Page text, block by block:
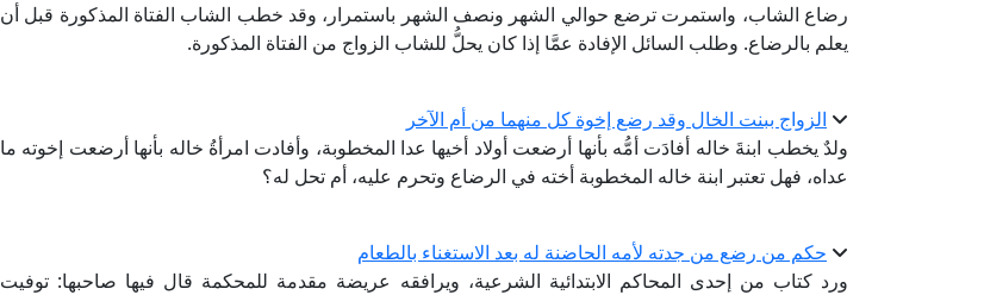
رضاع الشاب، واستمرت ترضع حوالي الشهر ونصف الشهر باستمرار، وقد خطب الشاب الفتاة المذكورة قبل أن
يعلم بالرضاع. وطلب السائل الإفادة عمَّا إذا كان يحلُّ للشاب الزواج من الفتاة المذكورة.
الزواج ببنت الخال وقد رضع إخوة كل منهما من أم الآخر
ولدٌ يخطب ابنةَ خاله أفادَت أمُّه بأنها أرضعت أولاد أخيها عدا المخطوبة، وأفادت امرأةُ خاله بأنها أرضعت إخوته ما
عداه، فهل تعتبر ابنة خاله المخطوبة أخته في الرضاع وتحرم عليه، أم تحل له؟
حكم من رضع من جدته لأمه الحاضنة له بعد الاستغناء بالطعام
ورد كتاب من إحدى المحاكم الابتدائية الشرعية، ويرافقه عريضة مقدمة للمحكمة قال فيها صاحبها: توفيت